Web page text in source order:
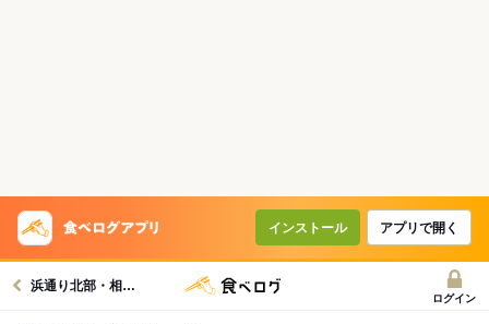
インストール アプリで開く
浜通り北部・相馬グルメへ
ログイン